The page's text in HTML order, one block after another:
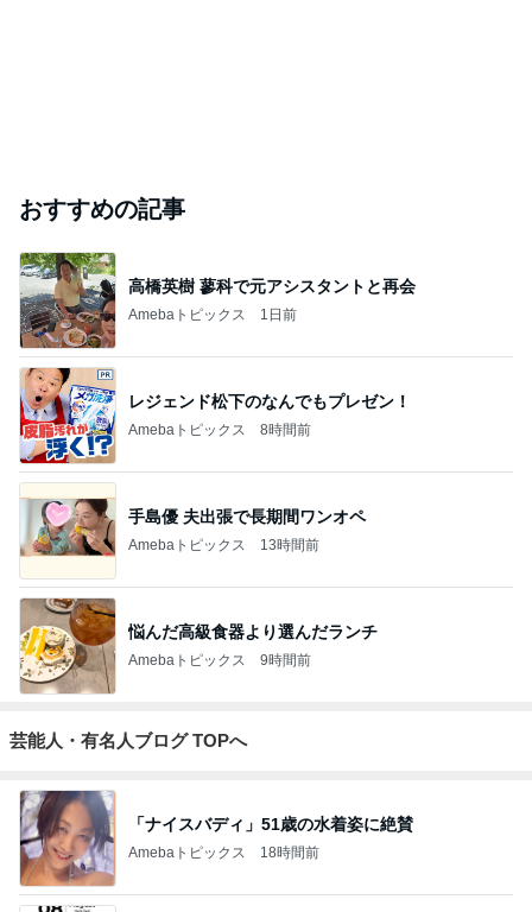
おすすめの記事
高橋英樹 蓼科で元アシスタントと再会
Amebaトピックス 1日前
レジェンド松下のなんでもプレゼン！
Amebaトピックス 8時間前
手島優 夫出張で長期間ワンオペ
Amebaトピックス 13時間前
悩んだ高級食器より選んだランチ
Amebaトピックス 9時間前
芸能人・有名人ブログ TOPへ
「ナイスバディ」51歳の水着姿に絶賛
Amebaトピックス 18時間前